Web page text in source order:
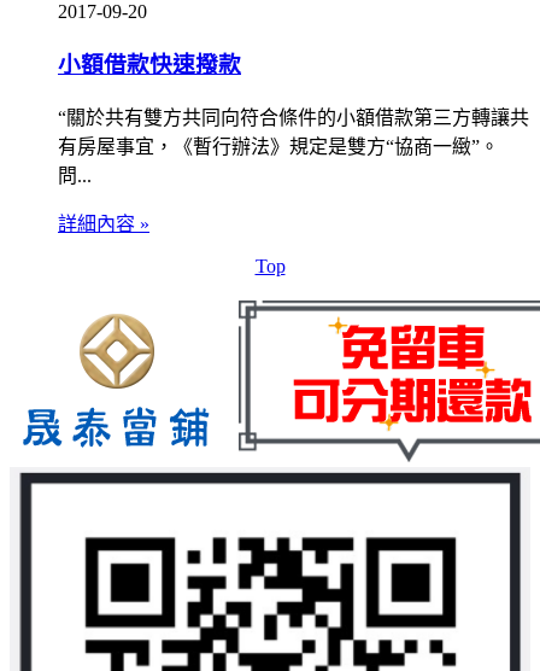
2017-09-20
小額借款快速撥款
“關於共有雙方共同向符合條件的小額借款第三方轉讓共
有房屋事宜，《暫行辦法》規定是雙方“協商一緻”。
問...
詳細內容 »
Top